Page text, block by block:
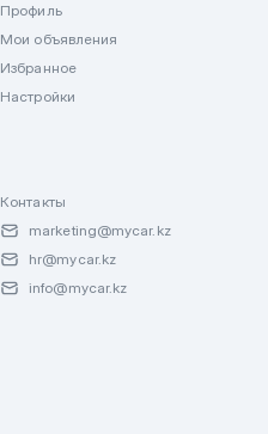
Профиль
Мои объявления
Избранное
Настройки
Контакты
marketing@mycar.kz
hr@mycar.kz
info@mycar.kz